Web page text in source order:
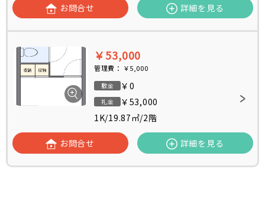
お問合せ 詳細を見る
￥53,000
管理費： ￥5,000
敷金 ￥0
礼金
￥53,000
1K/19.87㎡/2階
お問合せ 詳細を見る